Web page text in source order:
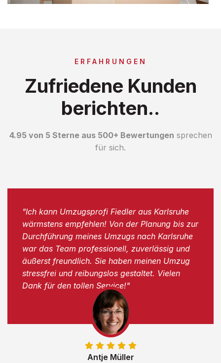
ERFAHRUNGEN
Zufriedene Kunden
berichten..
4.95 von 5 Sterne aus 500+ Bewertungen sprechen
für sich.
Antje Müller
"Ich kann Umzugsprofi Fiedler aus Karlsruhe
wärmstens empfehlen! Von der Planung bis zur
Durchführung meines Umzugs nach Karlsruhe
war das Team professionell, zuverlässig und
äußerst freundlich. Sie haben meinen Umzug
stressfrei und reibungslos gestaltet. Vielen
Dank für den tollen Service!"